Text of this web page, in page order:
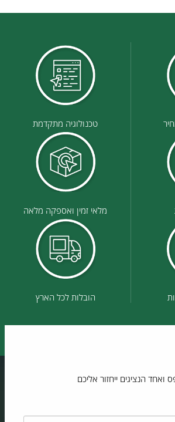
טכנולוגיה מתקדמת
מלאי זמין ואספקה מלאה
הובלות לכל הארץ
ואחד הנציגים ייחזור אליכם